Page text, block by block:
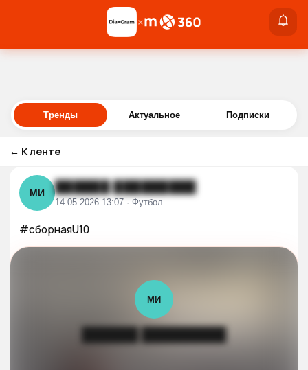
Войти
×
Тренды Актуальное Подписки
← К ленте
МИ ██████ █████████
14.05.2026 13:07 · Футбол
#сборнаяU10
МИ
██████ █████████